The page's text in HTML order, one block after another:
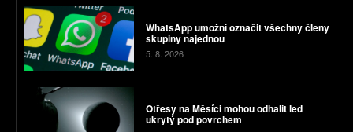
WhatsApp umožní označit všechny členy
skupiny najednou
5. 8. 2026
Otřesy na Měsíci mohou odhalit led
ukrytý pod povrchem